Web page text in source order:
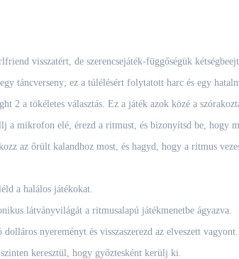
visszatért, de szerencsejáték-függőségük
táncverseny; ez a túlélésért folytatott harc és egy
a tökéletes választás. Ez a játék azok közé a
elé, érezd a ritmust, és bizonyítsd be, hogy
az őrült kalandhoz most, és hagyd, hogy a ritmus
a halálos játékokat.
látványvilágát a ritmusalapú játékmenetbe ágyazva.
nyereményt és visszaszerezd az elveszett vagyont.
keresztül, hogy győztesként kerülj ki.